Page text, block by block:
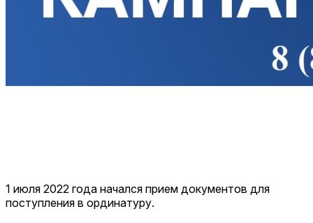
1 июля 2022 года начался прием документов для
поступления в ординатуру.